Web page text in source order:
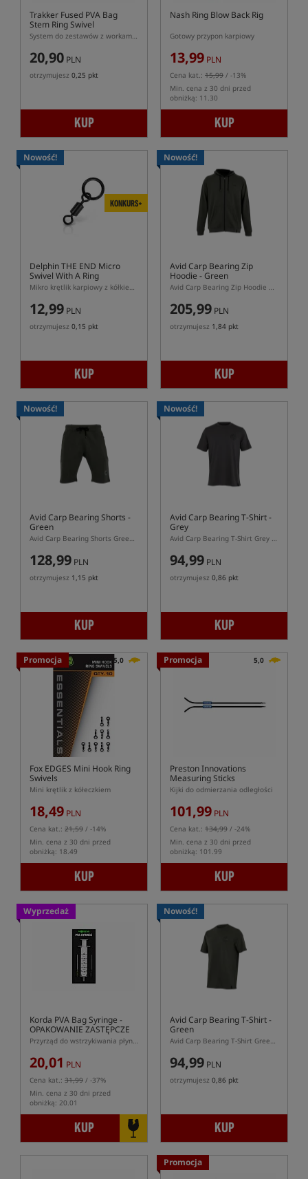
Trakker Fused PVA Bag
Stem Ring Swivel
System do zestawów z workami PVA w wersji z kółeczkiem
20,90 PLN
otrzymujesz 0,25 pkt
KUP
Nash Ring Blow Back Rig
Gotowy przypon karpiowy
13,99 PLN
Cena kat.: 15,99 / -13%
Min. cena z 30 dni przed
obniżką: 11.30
KUP
Nowość!
KONKURS+
Delphin THE END Micro
Swivel With A Ring
Mikro krętlik karpiowy z kółkiem Delphin THE END Ring Swivel
12,99 PLN
otrzymujesz 0,15 pkt
KUP
Nowość!
Avid Carp Bearing Zip
Hoodie - Green
Avid Carp Bearing Zip Hoodie Green – zielona bluza z zamkiem 100% bawełna
205,99 PLN
otrzymujesz 1,84 pkt
KUP
Nowość!
Avid Carp Bearing Shorts -
Green
Avid Carp Bearing Shorts Green – zielone spodenki cargo 100% bawełna
128,99 PLN
otrzymujesz 1,15 pkt
KUP
Nowość!
Avid Carp Bearing T-Shirt -
Grey
Avid Carp Bearing T-Shirt Grey – szara koszulka bawełniana z nadrukiem
94,99 PLN
otrzymujesz 0,86 pkt
KUP
Promocja 5,0
Fox EDGES Mini Hook Ring
Swivels
Mini krętlik z kółeczkiem
18,49 PLN
Cena kat.: 21,59 / -14%
Min. cena z 30 dni przed
obniżką: 18.49
KUP
Promocja 5,0
Preston Innovations
Measuring Sticks
Kijki do odmierzania odległości
101,99 PLN
Cena kat.: 134,99 / -24%
Min. cena z 30 dni przed
obniżką: 101.99
KUP
Wyprzedaż
Korda PVA Bag Syringe -
OPAKOWANIE ZASTĘPCZE
Przyrząd do wstrzykiwania płynów w woreczki PVA
20,01 PLN
Cena kat.: 31,99 / -37%
Min. cena z 30 dni przed
obniżką: 20.01
KUP
Nowość!
Avid Carp Bearing T-Shirt -
Green
Avid Carp Bearing T-Shirt Green – zielona koszulka bawełniana z nadrukiem
94,99 PLN
otrzymujesz 0,86 pkt
KUP
Promocja